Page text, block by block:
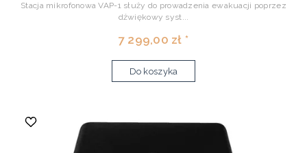
Stacja mikrofonowa VAP-1 służy do prowadzenia ewakuacji poprzez
dźwiękowy syst...
7 299,00 zł *
Do koszyka